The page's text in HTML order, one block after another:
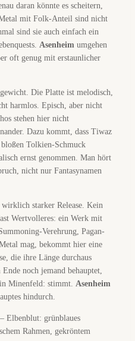
daran könnte es scheitern,
mit Folk-Anteil sind nicht
sind sie auch einfach ein
Asenheim umgehen
oft genug mit erstaunlicher
Die Platte ist melodisch,
harmlos. Episch, aber nicht
stehen hier nicht
Dazu kommt, dass Tiwaz
Tolkien-Schmuck
ernst genommen. Man hört
nicht nur Fantasynamen
wirklich starker Release. Kein
Wertvolleres: ein Werk mit
Verehrung, Pagan-
mag, bekommt hier eine
die ihre Länge durchaus
noch jemand behauptet,
Minenfeld: stimmt. Asenheim
hindurch.